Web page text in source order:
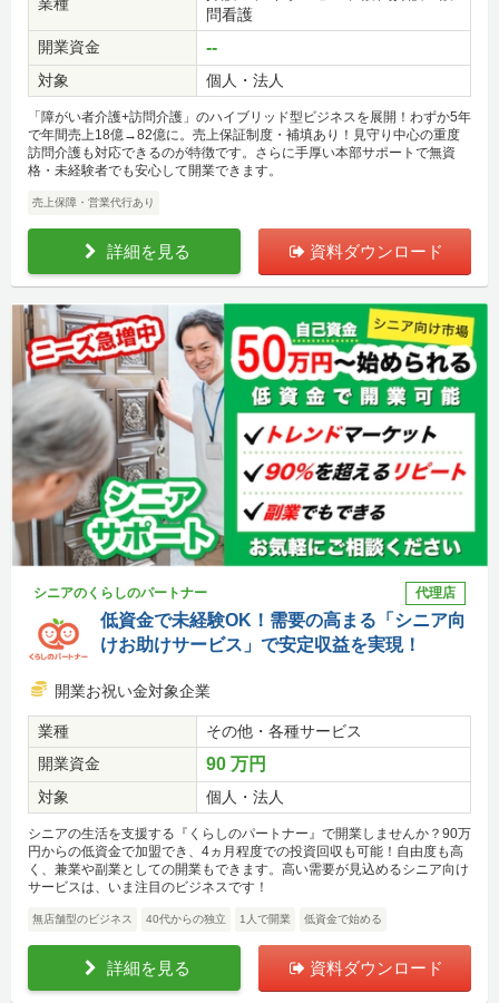
業種
問看護
開業資金
--
対象 個人・法人
「障がい者介護+訪問介護」のハイブリッド型ビジネスを展開！わずか5年
で年間売上18億→82億に。売上保証制度・補填あり！見守り中心の重度
訪問介護も対応できるのが特徴です。さらに手厚い本部サポートで無資
格・未経験者でも安心して開業できます。
売上保障・営業代行あり
詳細を見る 資料ダウンロード
シニアのくらしのパートナー 代理店
低資金で未経験OK！需要の高まる「シニア向
けお助けサービス」で安定収益を実現！
開業お祝い金対象企業
業種
その他・各種サービス
開業資金
90 万円
対象 個人・法人
シニアの生活を支援する『くらしのパートナー』で開業しませんか？90万
円からの低資金で加盟でき、4ヵ月程度での投資回収も可能！自由度も高
く、兼業や副業としての開業もできます。高い需要が見込めるシニア向け
サービスは、いま注目のビジネスです！
無店舗型のビジネス 40代からの独立 1人で開業 低資金で始める
詳細を見る 資料ダウンロード